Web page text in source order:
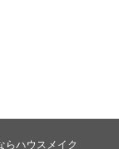
らハウスメイク